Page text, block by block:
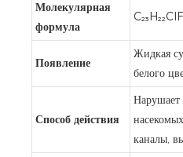
Молекулярная
формула
Появление
Жидкая
белого
Способ действия
Нарушает
каналы,